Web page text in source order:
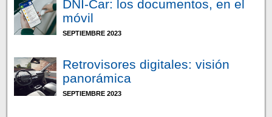
DNI-Car: los documentos, en el
móvil
SEPTIEMBRE 2023
Retrovisores digitales: visión
panorámica
SEPTIEMBRE 2023